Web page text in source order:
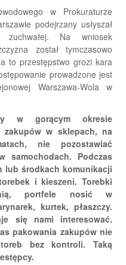
w Prokuraturze
podejrzany usłyszał
zuchwałej. Na wniosek
został tymczasowo
to przestępstwo grozi kara
prowadzone jest
Warszawa-Wola w
w gorącym okresie
zakupów w sklepach, na
nie pozostawiać
samochodach. Podczas
lub środkach komunikacji
i kieszeni. Torebki
portfele nosić w
kurtek, płaszczy.
się nami interesować.
pakowania zakupów nie
bez kontroli. Taką